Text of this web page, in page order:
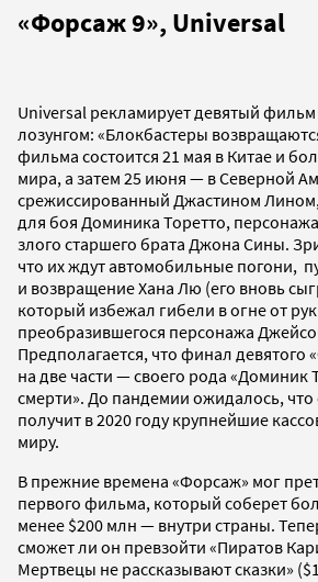
«Форсаж 9», Universal
Universal рекламирует девятый
лозунгом: «Блокбастеры
фильма состоится 21 мая в Китае и
мира, а затем 25 июня — в Северной
срежиссированный Джастином
для боя Доминика Торетто,
злого старшего брата Джона Сины.
что их ждут автомобильные погони,
и возвращение Хана Лю (его вновь
который избежал гибели в огне от
преобразившегося персонажа
Предполагается, что финал девятого
на две части — своего рода «Доминик
смерти». До пандемии ожидалось,
получит в 2020 году крупнейшие
миру.
В прежние времена «Форсаж» мог
первого фильма, который соберет
менее $200 млн — внутри страны.
сможет ли он превзойти «Пиратов
Мертвецы не рассказывают сказки»